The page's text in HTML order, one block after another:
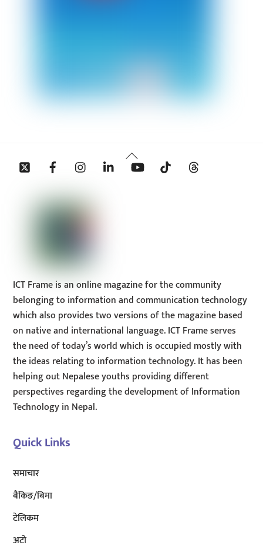
Back
To
Twitter Facebook InstagramLinkedin YouTube Tiktok
ICT Frame is an online magazine for the community
belonging to information and communication technology
which also provides two versions of the magazine based
on native and international language. ICT Frame serves
the need of today’s world which is occupied mostly with
the ideas relating to information technology. It has been
helping out Nepalese youths providing different
perspectives regarding the development of Information
Technology in Nepal.
Quick Links
समाचार
बैंकिङ/बिमा
टेलिकम
अटाे